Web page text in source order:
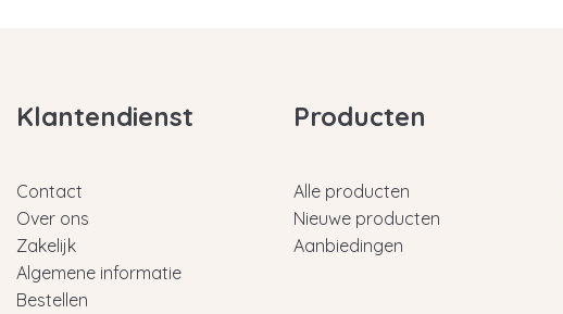
Klantendienst
Contact
Over ons
Zakelijk
Algemene informatie
Bestellen
Producten
Alle producten
Nieuwe producten
Aanbiedingen